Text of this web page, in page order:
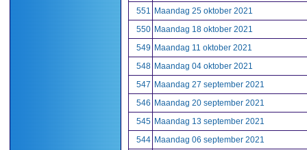
551 Maandag 25 oktober 2021
550 Maandag 18 oktober 2021
549 Maandag 11 oktober 2021
548 Maandag 04 oktober 2021
547 Maandag 27 september 2021
546 Maandag 20 september 2021
545 Maandag 13 september 2021
544 Maandag 06 september 2021